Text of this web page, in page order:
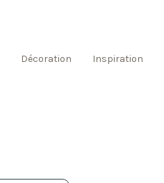
Décoration Inspiration